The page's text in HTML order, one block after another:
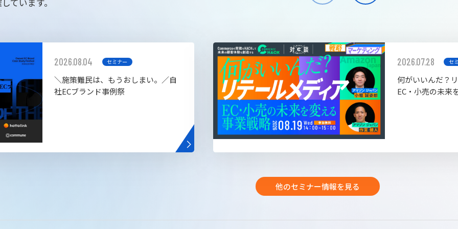
ています。
2026.08.04 セミナー
＼施策難民は、もうおしまい。／自
社ECブランド事例祭
2026.07.28 セ
何がいいんだ？
EC・小売の未来
他のセミナー情報を見る